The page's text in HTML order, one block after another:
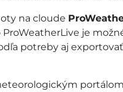
na cloude
je
potreby aj
portálom